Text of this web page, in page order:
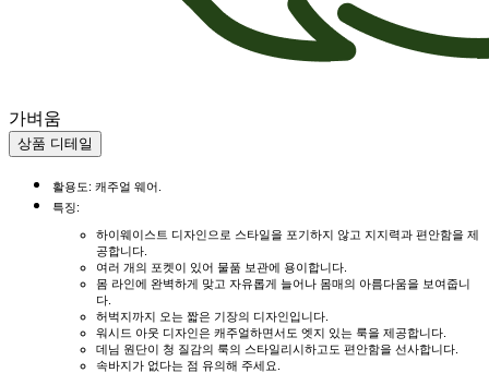
가벼움
상품 디테일
활용도: 캐주얼 웨어.
특징:
하이웨이스트 디자인으로 스타일을 포기하지 않고 지지력과 편안함을 제
공합니다.
여러 개의 포켓이 있어 물품 보관에 용이합니다.
몸 라인에 완벽하게 맞고 자유롭게 늘어나 몸매의 아름다움을 보여줍니
다.
허벅지까지 오는 짧은 기장의 디자인입니다.
워시드 아웃 디자인은 캐주얼하면서도 엣지 있는 룩을 제공합니다.
데님 원단이 청 질감의 룩의 스타일리시하고도 편안함을 선사합니다.
속바지가 없다는 점 유의해 주세요.